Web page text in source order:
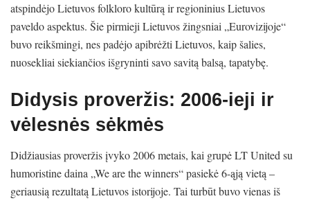
atspindėjo Lietuvos folkloro kultūrą ir regioninius Lietuvos
paveldo aspektus. Šie pirmieji Lietuvos žingsniai „Eurovizijoje“
buvo reikšmingi, nes padėjo apibrėžti Lietuvos, kaip šalies,
nuosekliai siekiančios išgryninti savo savitą balsą, tapatybę.
Didysis proveržis: 2006-ieji ir
vėlesnės sėkmės
Didžiausias proveržis įvyko 2006 metais, kai grupė LT United su
humoristine daina „We are the winners“ pasiekė 6-ąją vietą –
geriausią rezultatą Lietuvos istorijoje. Tai turbūt buvo vienas iš